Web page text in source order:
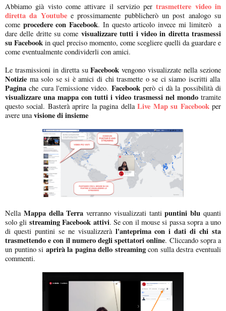
Abbiamo già visto come attivare il servizio per trasmettere video in
diretta da Youtubee prossimamente pubblicherò un post analogo su
come procedere con Facebook. In questo articolo invece mi limiterò a
dare delle dritte su come visualizzare tutti i video in diretta trasmessi
su Facebook in quel preciso momento, come scegliere quelli da guardare e
come eventualmente condividerli con amici.
Le trasmissioni in diretta suFacebook vengono visualizzate nella sezione
Notizie ma solo se si è amici di chi trasmette o se ci siamo iscritti alla
Paginache cura l'emissione video. Facebookperò ci dà la possibilità di
visualizzare una mappa con tutti i video trasmessi nel mondo tramite
questo social. Basterà aprire la pagina dellaLive Map su Facebookper
avere unavisione di insieme
Nella Mappa della Terra verranno visualizzati tantipuntini blu quanti
solo gli streaming Facebook attivi. Se con il mouse si passa sopra a uno
di questi puntini se ne visualizzerà l'anteprima con i dati di chi sta
trasmettendo e con il numero degli spettatori online. Cliccando sopra a
un puntino si aprirà la pagina dello streamingcon sulla destra eventuali
commenti.